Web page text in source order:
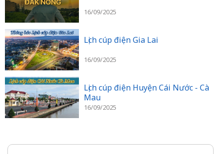
16/09/2025
Lịch cúp điện Gia Lai
16/09/2025
Lịch cúp điện Huyện Cái Nước - Cà
Mau
16/09/2025